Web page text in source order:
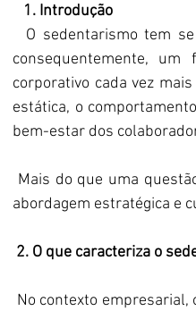
1. Introdução
O sedentarismo tem
consequentemente,
corporativo cada vez
estática, o
bem-estar dos
Mais do que uma
abordagem estratégica e
2. O que caracteriza o
No contexto